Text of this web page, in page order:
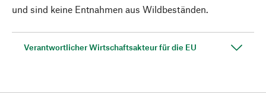
und sind keine Entnahmen aus Wildbeständen.
Verantwortlicher Wirtschaftsakteur für die EU